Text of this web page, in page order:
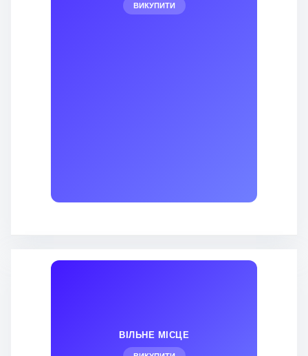
ВИКУПИТИ
ВІЛЬНЕ МІСЦЕ